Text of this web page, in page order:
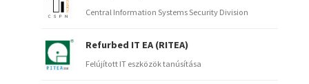
Central Information Systems Security Division
Refurbed IT EA (RITEA)
Felújított IT eszközök tanúsítása